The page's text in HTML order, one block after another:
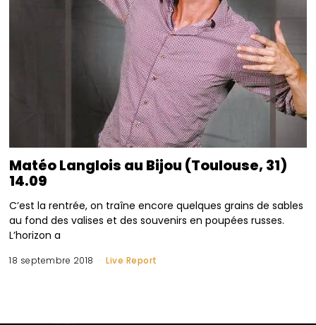
Matéo Langlois au Bijou (Toulouse, 31)
14.09
C’est la rentrée, on traîne encore quelques grains de sables
au fond des valises et des souvenirs en poupées russes.
L’horizon a
18 septembre 2018 Live Report